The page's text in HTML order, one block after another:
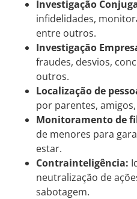
Investigação
infidelidades,
entre outros.
Investigação
fraudes, desvios,
outros.
Localização de
por parentes,
Monitoramento de
de menores para
estar.
Contrainteligência:
neutralização de
sabotagem.